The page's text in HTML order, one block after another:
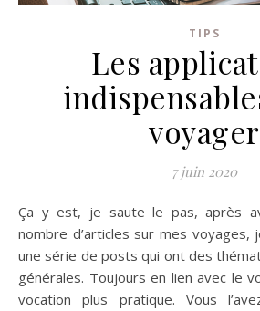
TIPS
Les
voyager
7 juin 2020
Ça y est, je saute le pas, après avoir écrit un certain
nombre d’articles sur mes voyages,
une série de posts qui ont des
générales. Toujours en lien avec le
vocation plus pratique. Vous